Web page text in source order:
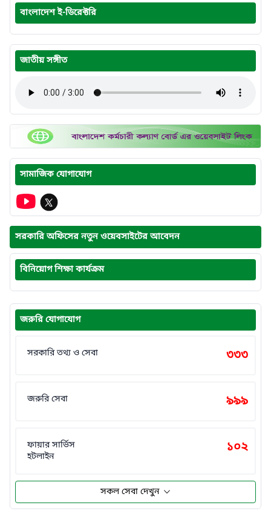
বাংলাদেশ ই-ডিরেক্টরি
জাতীয় সঙ্গীত
সামাজিক যোগাযোগ
সরকারি অফিসের নতুন ওয়েবসাইটের আবেদন
বিনিয়োগ শিক্ষা কার্যক্রম
জরুরি যোগাযোগ
সরকারি তথ্য ও সেবা ৩৩৩
জরুরি সেবা ৯৯৯
ফায়ার সার্ভিস
হটলাইন
১০২
সকল সেবা দেখুন